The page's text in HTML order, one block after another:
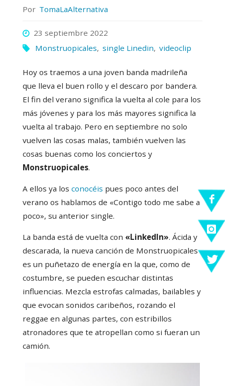
Por TomaLaAlternativa
23 septiembre 2022
Monstruopicales, single Linedin, videoclip
Hoy os traemos a una joven banda madrileña
que lleva el buen rollo y el descaro por bandera.
El fin del verano significa la vuelta al cole para los
más jóvenes y para los más mayores significa la
vuelta al trabajo. Pero en septiembre no solo
vuelven las cosas malas, también vuelven las
cosas buenas como los conciertos y
Monstruopicales.
A ellos ya los conocéis pues poco antes del
verano os hablamos de «Contigo todo me sabe a
poco», su anterior single.
La banda está de vuelta con «LinkedIn». Ácida y
descarada, la nueva canción de Monstruopicales
es un puñetazo de energía en la que, como de
costumbre, se pueden escuchar distintas
influencias. Mezcla estrofas calmadas, bailables y
que evocan sonidos caribeños, rozando el
reggae en algunas partes, con estribillos
atronadores que te atropellan como si fueran un
camión.